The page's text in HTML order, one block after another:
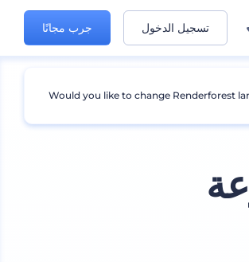
تسجيل الدخول جرب مجانًا
Would you like to change Renderforest